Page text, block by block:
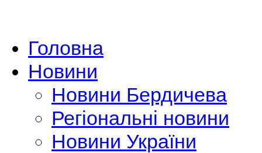
Головна
Новини
Новини Бердичева
Регіональні новини
Новини України